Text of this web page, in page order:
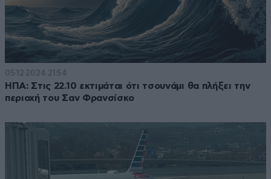
05·12·2024 21:54
ΗΠΑ: Στις 22.10 εκτιμάται ότι τσουνάμι θα πλήξει την
περιοχή του Σαν Φρανσίσκο